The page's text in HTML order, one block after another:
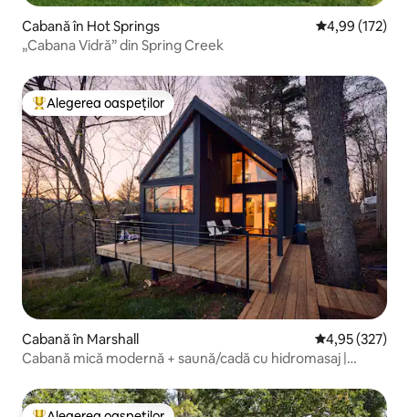
Cabană în Hot Springs Scor mediu de
4,99 (172)
„Cabana Vidră” din Spring Creek
Locuință din topul categoriei Alegerea oaspeților
Alegerea oaspeților
Cabană în Marshall Scor mediu de
4,95 (327)
Cabană mică modernă + saună/cadă cu hidromasaj |